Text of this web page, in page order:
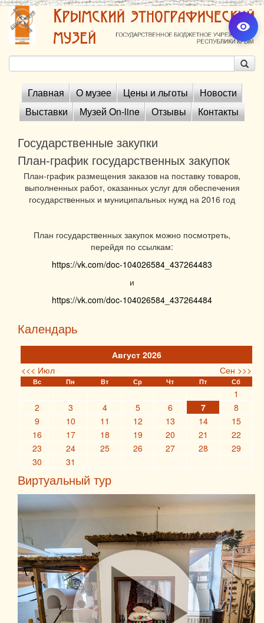
Главная О музее Цены и льготы
Новости
Выставки
Музей On-line Отзывы Контакты
Государственные закупки
План-график государственных закупок
План-график размещения заказов на поставку товаров,
выполненных работ, оказанных услуг для обеспечения
государственных и муниципальных нужд на 2016 год
План государственных закупок можно посмотреть,
перейдя по ссылкам:
https://vk.com/doc-104026584_437264483
и
https://vk.com/doc-104026584_437264484
Календарь
Август 2026
<<< Июл
Сен >>>
Вс Пн Вт Ср Чт Пт Сб
1
2
3 4 5 6 7
8
9
10 11 12 13 14
15
16
17 18 19 20 21
22
23
24 25 26 27 28
29
30
31
Виртуальный тур